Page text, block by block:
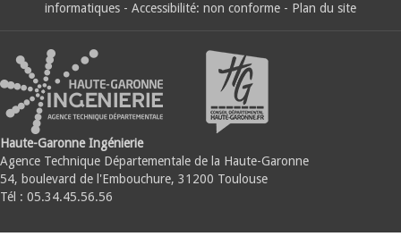
informatiques - Accessibilité: non conforme - Plan du site
Haute-Garonne Ingénierie
Agence Technique Départementale de la Haute-Garonne
54, boulevard de l'Embouchure, 31200 Toulouse
Tél : 05.34.45.56.56